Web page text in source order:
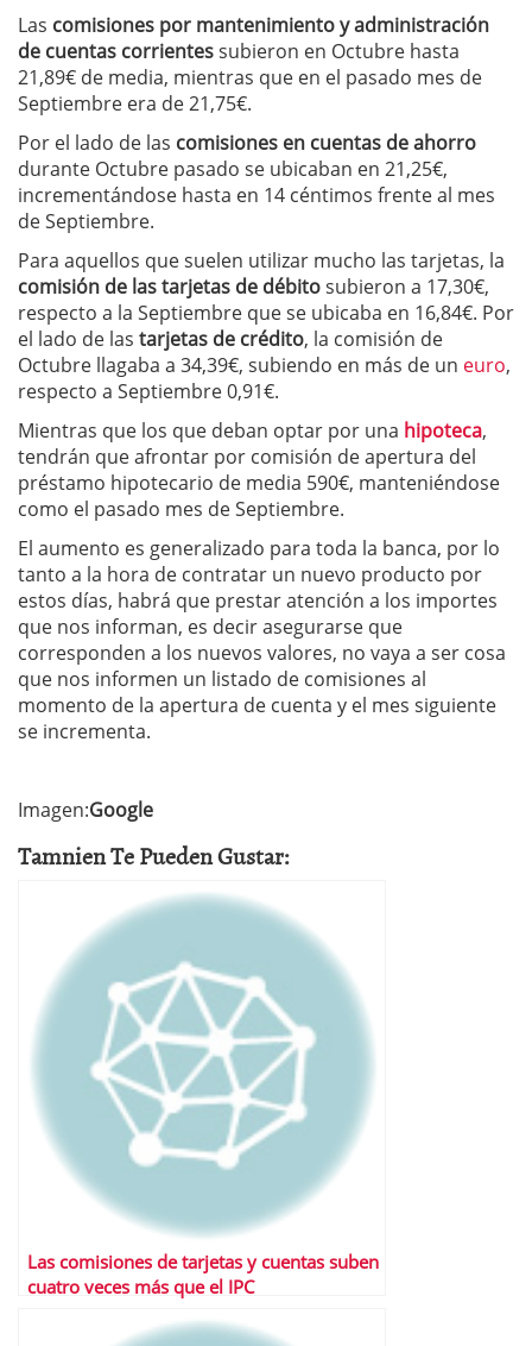
Las comisiones por mantenimiento y administración
de cuentas corrientessubieron en Octubre hasta
21,89€ de media, mientras que en el pasado mes de
Septiembre era de 21,75€.
Por el lado de las comisiones en cuentas de ahorro
durante Octubre pasado se ubicaban en 21,25€,
incrementándose hasta en 14 céntimos frente al mes
de Septiembre.
Para aquellos que suelen utilizar mucho las tarjetas, la
comisión de las tarjetas de débitosubieron a 17,30€,
respecto a la Septiembre que se ubicaba en 16,84€. Por
el lado de las tarjetas de crédito, la comisión de
Octubre llagaba a 34,39€, subiendo en más de un euro,
respecto a Septiembre 0,91€.
Mientras que los que deban optar por una hipoteca,
tendrán que afrontar por comisión de apertura del
préstamo hipotecario de media 590€, manteniéndose
como el pasado mes de Septiembre.
El aumento es generalizado para toda la banca, por lo
tanto a la hora de contratar un nuevo producto por
estos días, habrá que prestar atención a los importes
que nos informan, es decir asegurarse que
corresponden a los nuevos valores, no vaya a ser cosa
que nos informen un listado de comisiones al
momento de la apertura de cuenta y el mes siguiente
se incrementa.
Imagen:Google
Tamnien Te Pueden Gustar:
Las comisiones de tarjetas y cuentas suben
cuatro veces más que el IPC